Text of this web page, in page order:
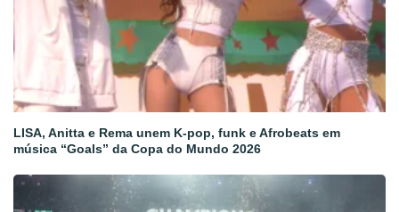
LISA, Anitta e Rema unem K-pop, funk e Afrobeats em
música “Goals” da Copa do Mundo 2026